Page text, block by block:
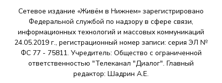
Сетевое издание «Живём в Нижнем» зарегистрировано
Федеральной службой по надзору в сфере связи,
информационных технологий и массовых коммуникаций
24.05.2019 г., регистрационный номер записи: серия ЭЛ №
ФС 77 - 75811. Учредитель: Общество с ограниченной
ответственностью "Телеканал "Диалог". Главный
редактор: Шадрин A.E.